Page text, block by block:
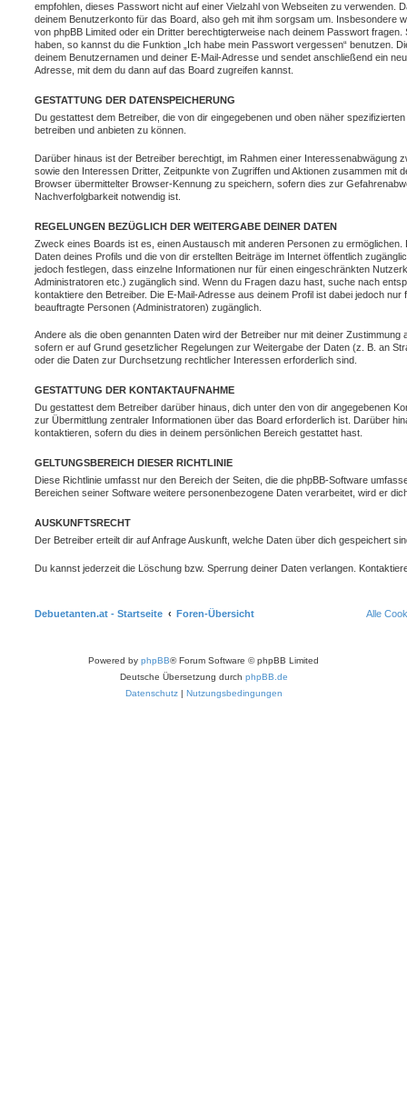
empfohlen, dieses Passwort nicht auf einer Vielzahl von Webseiten zu verwenden.
deinem Benutzerkonto für das Board, also geh mit ihm sorgsam um. Insbesondere
von phpBB Limited oder ein Dritter berechtigterweise nach deinem Passwort
haben, so kannst du die Funktion „Ich habe mein Passwort vergessen“ benutzen.
deinem Benutzernamen und deiner E-Mail-Adresse und sendet anschließend ein
Adresse, mit dem du dann auf das Board zugreifen kannst.
GESTATTUNG DER DATENSPEICHERUNG
Du gestattest dem Betreiber, die von dir eingegebenen und oben näher
betreiben und anbieten zu können.
Darüber hinaus ist der Betreiber berechtigt, im Rahmen einer Interessenabwägung
sowie den Interessen Dritter, Zeitpunkte von Zugriffen und Aktionen zusammen mit
Browser übermittelter Browser-Kennung zu speichern, sofern dies zur
Nachverfolgbarkeit notwendig ist.
REGELUNGEN BEZÜGLICH DER WEITERGABE DEINER DATEN
Zweck eines Boards ist es, einen Austausch mit anderen Personen zu
Daten deines Profils und die von dir erstellten Beiträge im Internet öffentlich
jedoch festlegen, dass einzelne Informationen nur für einen eingeschränkten
Administratoren etc.) zugänglich sind. Wenn du Fragen dazu hast, suche nach
kontaktiere den Betreiber. Die E-Mail-Adresse aus deinem Profil ist dabei jedoch nur
beauftragte Personen (Administratoren) zugänglich.
Andere als die oben genannten Daten wird der Betreiber nur mit deiner Zustimmung
sofern er auf Grund gesetzlicher Regelungen zur Weitergabe der Daten (z. B. an
oder die Daten zur Durchsetzung rechtlicher Interessen erforderlich sind.
GESTATTUNG DER KONTAKTAUFNAHME
Du gestattest dem Betreiber darüber hinaus, dich unter den von dir angegebenen
zur Übermittlung zentraler Informationen über das Board erforderlich ist. Darüber
kontaktieren, sofern du dies in deinem persönlichen Bereich gestattet hast.
GELTUNGSBEREICH DIESER RICHTLINIE
Diese Richtlinie umfasst nur den Bereich der Seiten, die die phpBB-Software
Bereichen seiner Software weitere personenbezogene Daten verarbeitet, wird er
AUSKUNFTSRECHT
Der Betreiber erteilt dir auf Anfrage Auskunft, welche Daten über dich gespeichert
Du kannst jederzeit die Löschung bzw. Sperrung deiner Daten verlangen.
Debuetanten.at - Startseite Foren-Übersicht Alle
Powered by phpBB® Forum Software © phpBB Limited
Deutsche Übersetzung durch phpBB.de
Datenschutz| Nutzungsbedingungen